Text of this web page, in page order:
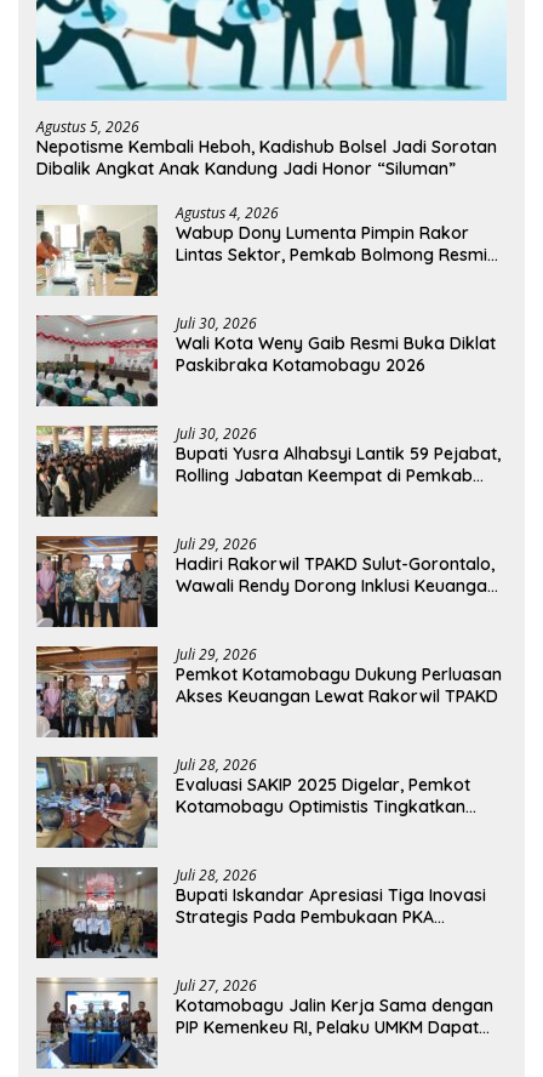
Agustus 5, 2026
Nepotisme Kembali Heboh, Kadishub Bolsel Jadi Sorotan
Dibalik Angkat Anak Kandung Jadi Honor “Siluman”
Agustus 4, 2026
Wabup Dony Lumenta Pimpin Rakor
Lintas Sektor, Pemkab Bolmong Resmi
Juli 30, 2026
Wali Kota Weny Gaib Resmi Buka Diklat
Paskibraka Kotamobagu 2026
Juli 30, 2026
Bupati Yusra Alhabsyi Lantik 59 Pejabat,
Rolling Jabatan Keempat di Pemkab
Juli 29, 2026
Hadiri Rakorwil TPAKD Sulut-Gorontalo,
Wawali Rendy Dorong Inklusi Keuangan
Juli 29, 2026
Pemkot Kotamobagu Dukung Perluasan
Akses Keuangan Lewat Rakorwil TPAKD
Juli 28, 2026
Evaluasi SAKIP 2025 Digelar, Pemkot
Kotamobagu Optimistis Tingkatkan
Juli 28, 2026
Bupati Iskandar Apresiasi Tiga Inovasi
Strategis Pada Pembukaan PKA
Juli 27, 2026
Kotamobagu Jalin Kerja Sama dengan
PIP Kemenkeu RI, Pelaku UMKM Dapat